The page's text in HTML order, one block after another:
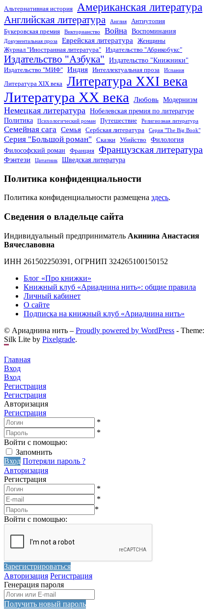
Альтернативная история Американская литература
Английская литература Англия
Антиутопия
Букеровская премия
Викторианство Война Воспоминания
Документальная проза Еврейская литература
Женщины
Журнал "Иностранная литература"
Издательство "Абрикобукс"
Издательство "Азбука" Издательство "Книжники"
Издательство "МИФ" Индия Интеллектуальная проза Испания
Литература XIX века Литература XXI века
Литература XX века Любовь Модернизм
Немецкая литература
Нобелевская премия по литературе
Политика
Психологический роман Путешествие Религиозная литература
Семейная сага Семья Сербская литература Серия "The Big Book"
Серия "Большой роман" Сказки Убийство
Филология
Философский роман
Франция Французская литература
Фэнтези Цитатник Шведская литература
Политика конфиденциальности
Политика конфиденциальности размещена здесь.
Сведения о владельце сайта
Индивидуальный предприниматель Акинина Анастасия
Вячеславовна
ИНН 261502250391, ОГРНИП 324265100150152
Блог «Про книжки»
Книжный клуб «Ариаднина нить»: общие правила
Личный кабинет
О сайте
Подписка на книжный клуб «Ариаднина нить»
© Ариаднина нить – Proudly powered by WordPress - Theme:
Silk Lite by Pixelgrade.
Главная
Вход
Вход
Регистрация
Регистрация
Авторизация
Регистрация
*
*
Войти с помощью:
Запомнить
Вход Потеряли пароль ?
Авторизация
Регистрация
*
*
*
Войти с помощью:
Зарегистрироваться
Авторизация Регистрация
Генерация пароля
Получить новый пароль